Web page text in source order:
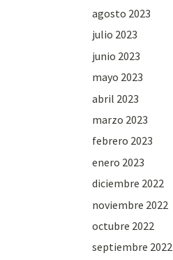
agosto 2023
julio 2023
junio 2023
mayo 2023
abril 2023
marzo 2023
febrero 2023
enero 2023
diciembre 2022
noviembre 2022
octubre 2022
septiembre 2022